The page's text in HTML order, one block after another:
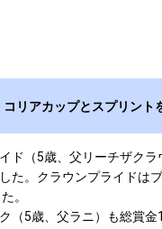
リアカップとスプリント
ド（5歳、父リーチザク
た。クラウンプライドは
。
（5歳、父ラニ）も総賞